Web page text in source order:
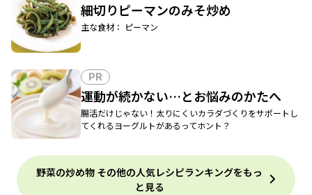
細切りピーマンのみそ炒め
主な食材： ピーマン
PR
運動が続かない…とお悩みのかたへ
腸活だけじゃない！太りにくいカラダづくりをサポートし
てくれるヨーグルトがあるってホント？
野菜の炒め物 その他の人気レシピランキングをもっ
と見る